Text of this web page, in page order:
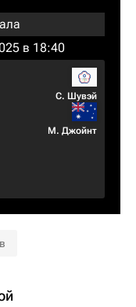
в 18:40
С. Шувэй
М. Джойнт